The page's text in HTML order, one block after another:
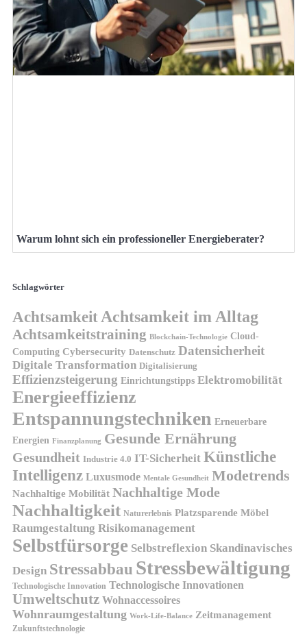
Warum lohnt sich ein professioneller Energieberater?
Schlagwörter
AchtsamkeitAchtsamkeit im Alltag
Achtsamkeitstraining Blockchain-Technologie Cloud-
Computing Cybersecurity Datenschutz Datensicherheit
Digitale Transformation Digitalisierung
Effizienzsteigerung Einrichtungstipps Elektromobilität
Energieeffizienz
Entspannungstechniken Erneuerbare
Energien Finanzplanung Gesunde Ernährung
Gesundheit Industrie 4.0 IT-Sicherheit Künstliche
Intelligenz Luxusmode Mentale Gesundheit Modetrends
Nachhaltige Mobilität Nachhaltige Mode
Nachhaltigkeit Naturerlebnis Platzsparende Möbel
Raumgestaltung Risikomanagement
Selbstfürsorge Selbstreflexion Skandinavisches
Design Stressabbau Stressbewältigung
Technologische Innovation Technologische Innovationen
Umweltschutz Wohnaccessoires
Wohnraumgestaltung Work-Life-Balance Zeitmanagement
Zukunftstechnologie